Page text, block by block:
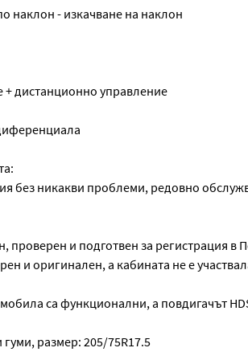
наклон - изкачване на наклон
дистанционно управление
без никакви проблеми, редовно
проверен и подготвен за регистрация в
и оригинален, а кабината не е
са функционални, а повдигачът
размер: 205/75R17.5